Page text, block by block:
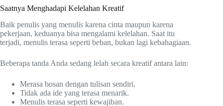
Saatnya Menghadapi Kelelahan Kreatif
Baik penulis yang menulis karena cinta maupun karena
pekerjaan, keduanya bisa mengalami kelelahan. Saat itu
terjadi, menulis terasa seperti beban, bukan lagi kebahagiaan.
Beberapa tanda Anda sedang lelah secara kreatif antara lain:
Merasa bosan dengan tulisan sendiri.
Tidak ada ide yang terasa menarik.
Menulis terasa seperti kewajiban.